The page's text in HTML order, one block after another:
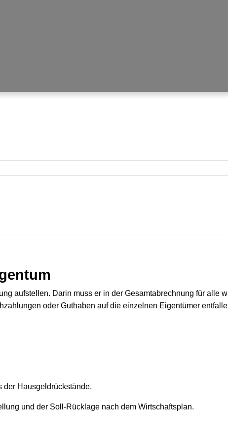
aufstellen. Darin muss er in der Gesamtabrechnung für alle
oder Guthaben auf die einzelnen Eigentümer
der Hausgeldrückstände,
und der Soll-Rücklage nach dem Wirtschaftsplan.